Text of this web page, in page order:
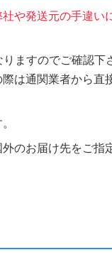
や発送元の手違い
ますのでご確認
は通関業者から直
のお届け先をご指